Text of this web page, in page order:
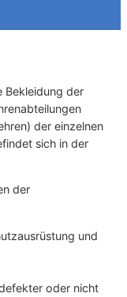
Bekleidung der
der einzelnen
sich in der
der
und
oder nicht